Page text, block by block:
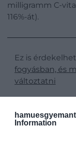
Information
milligramm C-
116%-át).
Ez is
fogyásban, és
változtatni
Eper